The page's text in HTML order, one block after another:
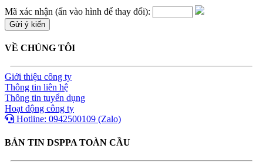
Mã xác nhận (ấn vào hình để thay đổi):
VỀ CHÚNG TÔI
Giới thiệu công ty
Thông tin liên hệ
Thông tin tuyển dụng
Hoạt động công ty
Hotline: 0942500109 (Zalo)
BẢN TIN DSPPA TOÀN CẦU